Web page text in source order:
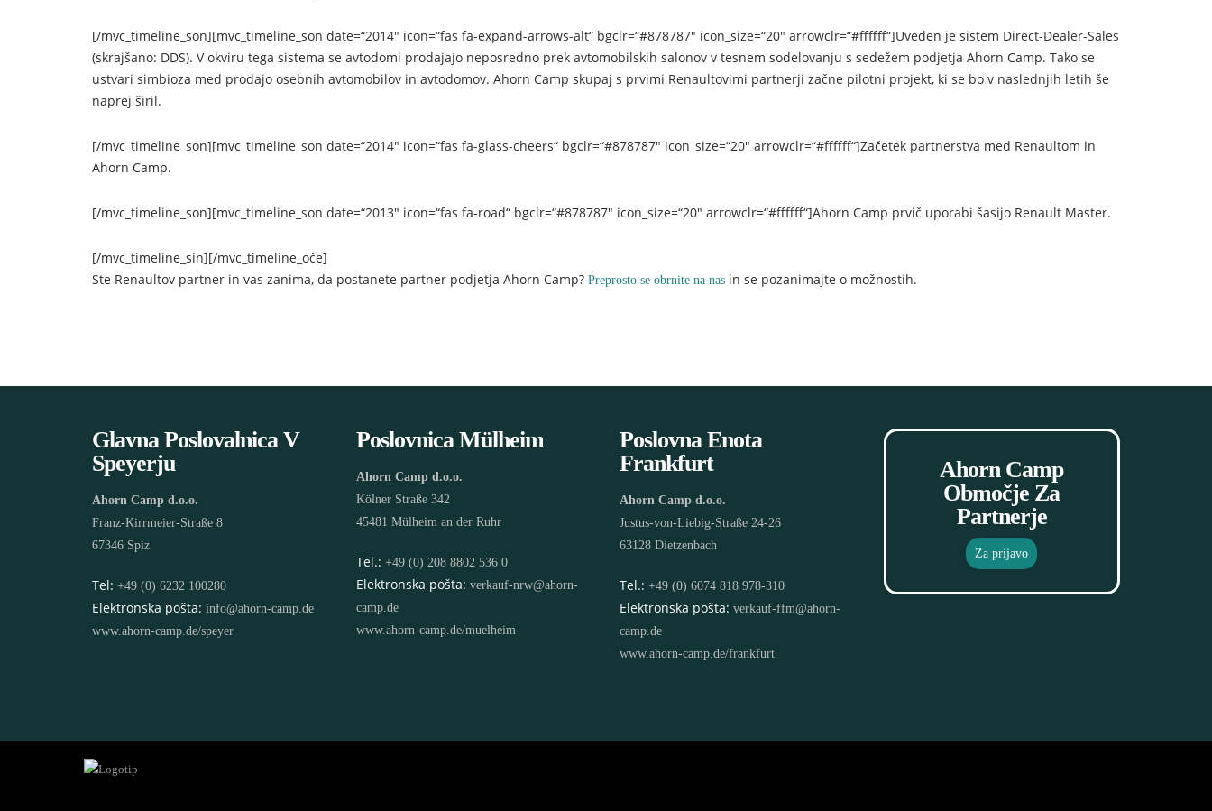
[/mvc_timeline_son][mvc_timeline_son date=“2014″ icon=“fas fa-expand-arrows-alt“ bgclr=“#878787″ icon_size=“20″ arrowclr=“#ffffff“]Uveden je sistem Direct-Dealer-Sales
(skrajšano: DDS). V okviru tega sistema se avtodomi prodajajo neposredno prek avtomobilskih salonov v tesnem sodelovanju s sedežem podjetja Ahorn Camp. Tako se
ustvari simbioza med prodajo osebnih avtomobilov in avtodomov. Ahorn Camp skupaj s prvimi Renaultovimi partnerji začne pilotni projekt, ki se bo v naslednjih letih še
naprej širil.
[/mvc_timeline_son][mvc_timeline_son date=“2014″ icon=“fas fa-glass-cheers“ bgclr=“#878787″ icon_size=“20″ arrowclr=“#ffffff“]Začetek partnerstva med Renaultom in
Ahorn Camp.
[/mvc_timeline_son][mvc_timeline_son date=“2013″ icon=“fas fa-road“ bgclr=“#878787″ icon_size=“20″ arrowclr=“#ffffff“]Ahorn Camp prvič uporabi šasijo Renault Master.
[/mvc_timeline_sin][/mvc_timeline_oče]
Ste Renaultov partner in vas zanima, da postanete partner podjetja Ahorn Camp? Preprosto se obrnite na nas in se pozanimajte o možnostih.
Glavna Poslovalnica V
Speyerju
Ahorn Camp d.o.o.
Franz-Kirrmeier-Straße 8
67346 Spiz
Tel: +49 (0) 6232 100280
Elektronska pošta: info@ahorn-camp.de
www.ahorn-camp.de/speyer
Poslovnica Mülheim
Ahorn Camp d.o.o.
Kölner Straße 342
45481 Mülheim an der Ruhr
Tel.: +49 (0) 208 8802 536 0
Elektronska pošta: verkauf-nrw@ahorn-
camp.de
www.ahorn-camp.de/muelheim
Poslovna Enota
Frankfurt
Ahorn Camp d.o.o.
Justus-von-Liebig-Straße 24-26
63128 Dietzenbach
Tel.: +49 (0) 6074 818 978-310
Elektronska pošta: verkauf-ffm@ahorn-
camp.de
www.ahorn-camp.de/frankfurt
Ahorn Camp
Območje Za
Partnerje
Za prijavo